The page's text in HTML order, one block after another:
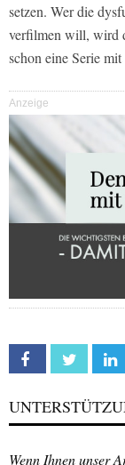
setzen. Wer die
verfilmen will, wird
schon eine Serie
Anzeige
Facebook Twitter
Wenn Ihnen unser